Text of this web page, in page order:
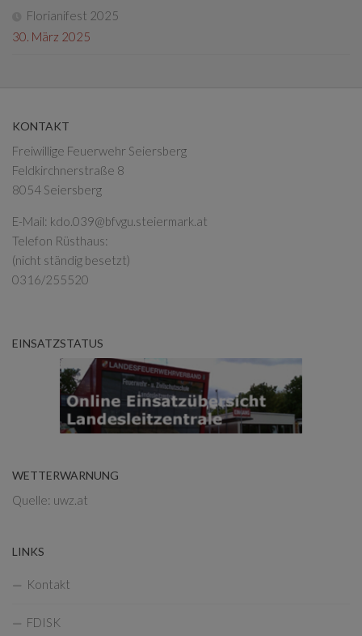
Florianifest 2025
30. März 2025
KONTAKT
Freiwillige Feuerwehr Seiersberg
Feldkirchnerstraße 8
8054 Seiersberg
E-Mail: kdo.039@bfvgu.steiermark.at
Telefon Rüsthaus:
(nicht ständig besetzt)
0316/255520
EINSATZSTATUS
WETTERWARNUNG
Quelle: uwz.at
LINKS
Kontakt
FDISK